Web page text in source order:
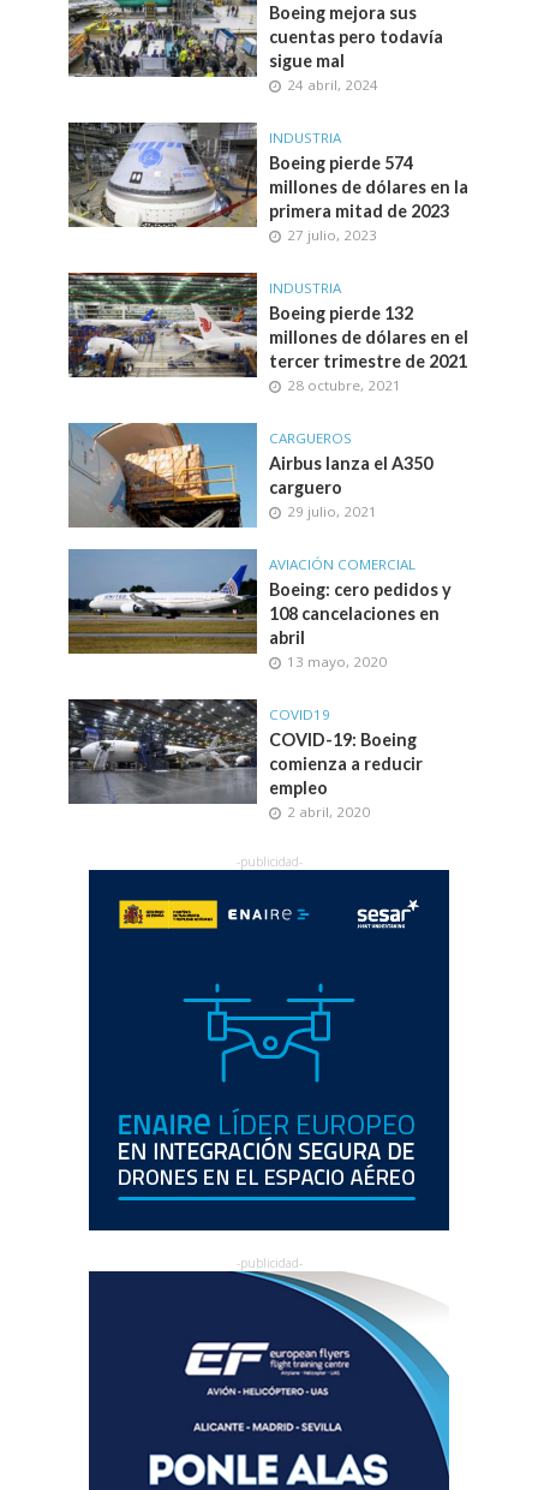
Boeing mejora sus
cuentas pero todavía
sigue mal
24 abril, 2024
INDUSTRIA
Boeing pierde 574
millones de dólares en la
primera mitad de 2023
27 julio, 2023
INDUSTRIA
Boeing pierde 132
millones de dólares en el
tercer trimestre de 2021
28 octubre, 2021
CARGUEROS
Airbus lanza el A350
carguero
29 julio, 2021
AVIACIÓN COMERCIAL
Boeing: cero pedidos y
108 cancelaciones en
abril
13 mayo, 2020
COVID19
COVID-19: Boeing
comienza a reducir
empleo
2 abril, 2020